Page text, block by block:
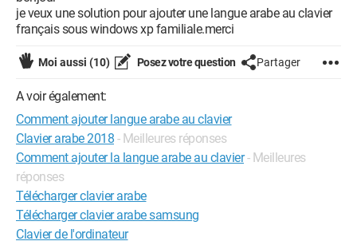
je veux une solution pour ajouter une langue arabe au clavier
français sous windows xp familiale.merci
Moi aussi (10) Posez votre question Partager
A voir également:
Comment ajouter langue arabe au clavier
Clavier arabe 2018 - Meilleures réponses
Comment ajouter la langue arabe au clavier - Meilleures
réponses
Télécharger clavier arabe
Télécharger clavier arabe samsung
Clavier de l'ordinateur